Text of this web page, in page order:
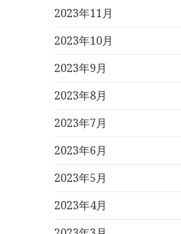
2023年11月
2023年10月
2023年9月
2023年8月
2023年7月
2023年6月
2023年5月
2023年4月